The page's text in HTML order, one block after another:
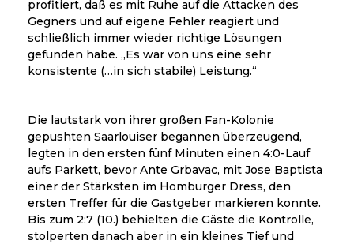
profitiert, daß es mit Ruhe auf die Attacken des
Gegners und auf eigene Fehler reagiert und
schließlich immer wieder richtige Lösungen
gefunden habe. „Es war von uns eine sehr
konsistente (…in sich stabile) Leistung.“
Die lautstark von ihrer großen Fan-Kolonie
gepushten Saarlouiser begannen überzeugend,
legten in den ersten fünf Minuten einen 4:0-Lauf
aufs Parkett, bevor Ante Grbavac, mit Jose Baptista
einer der Stärksten im Homburger Dress, den
ersten Treffer für die Gastgeber markieren konnte.
Bis zum 2:7 (10.) behielten die Gäste die Kontrolle,
stolperten danach aber in ein kleines Tief und